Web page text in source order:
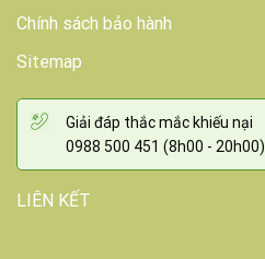
Chính sách bảo hành
Sitemap
Giải đáp thắc mắc khiếu nại
0988 500 451 (8h00 - 20h00)
LIÊN KẾT